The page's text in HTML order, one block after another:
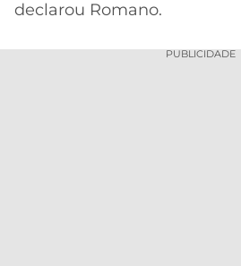
declarou Romano.
PUBLICIDADE